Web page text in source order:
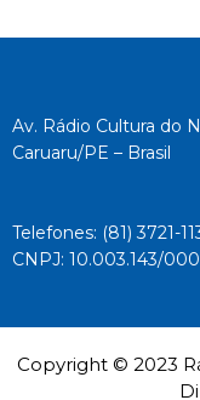
Av. Rádio Cultura do
Caruaru/PE – Brasil
Telefones: (81) 3721-
CNPJ: 10.003.143/
Copyright © 2023